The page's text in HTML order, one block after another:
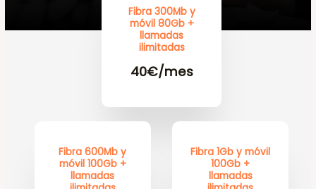
Fibra 300Mb y
móvil 80Gb +
llamadas
ilimitadas
40€/mes
Fibra 600Mb y
móvil 100Gb +
llamadas
Fibra 1Gb y móvil
100Gb +
llamadas